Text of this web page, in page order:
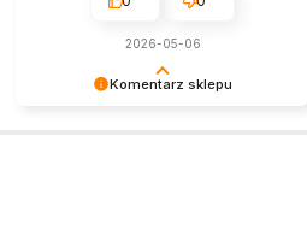
Komentarz sklepu
2026-05-06